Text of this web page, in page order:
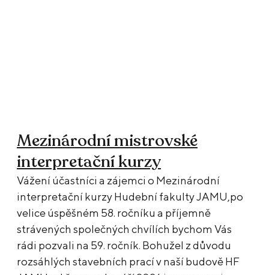
Mezinárodní mistrovské
interpretační kurzy
Vážení účastníci a zájemci o Mezinárodní
interpretační kurzy Hudební fakulty JAMU,po
velice úspěšném 58. ročníku a příjemně
strávených společných chvílích bychom Vás
rádi pozvali na 59. ročník. Bohužel z důvodu
rozsáhlých stavebních prací v naší budově HF